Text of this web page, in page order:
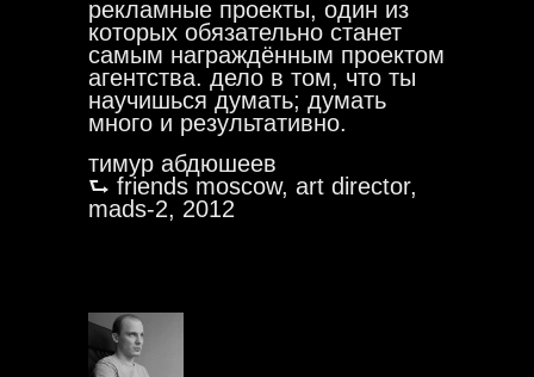
рекламные проекты, один из
которых обязательно станет
самым награждённым проектом
агентства. дело в том, что ты
научишься думать; думать
много и результативно.
тимур абдюшеев
⮑ friends moscow, art director,
mads-2, 2012